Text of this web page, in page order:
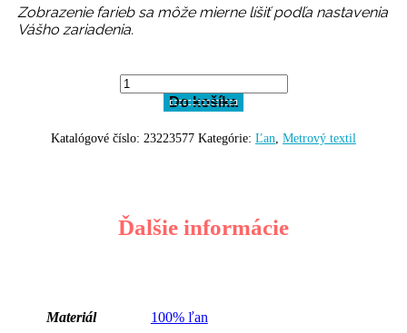
Zobrazenie farieb sa môže mierne líšiť podľa nastavenia
Vášho zariadenia.
množstvo
ľanové
BA0054
Do košíka
Katalógové číslo: 23223577 Kategórie: Ľan, Metrový textil
Ďalšie informácie
Materiál 100% ľan